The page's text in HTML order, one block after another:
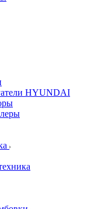
HYUNDAI